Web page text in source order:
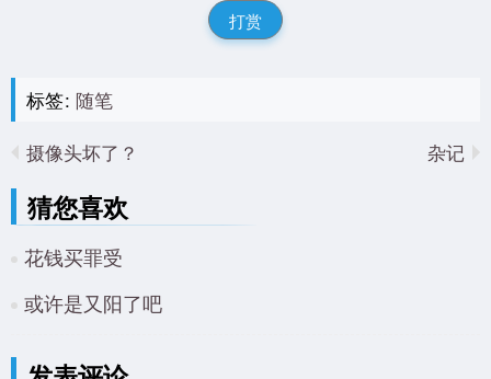
打赏
标签: 随笔
摄像头坏了？
杂记
猜您喜欢
花钱买罪受
或许是又阳了吧